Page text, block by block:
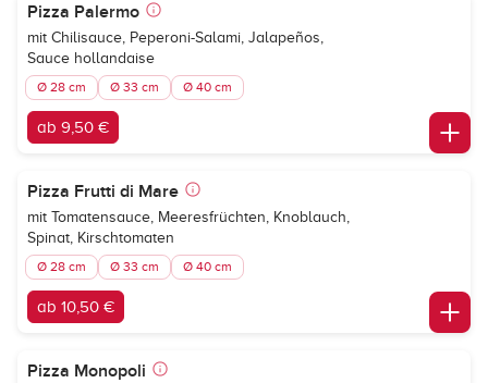
Pizza Palermo
mit Chilisauce, Peperoni-Salami, Jalapeños,
Sauce hollandaise
Ø 28 cm Ø 33 cm Ø 40 cm
ab 9,50 €
Pizza Frutti di Mare
mit Tomatensauce, Meeresfrüchten, Knoblauch,
Spinat, Kirschtomaten
Ø 28 cm Ø 33 cm Ø 40 cm
ab 10,50 €
Pizza Monopoli